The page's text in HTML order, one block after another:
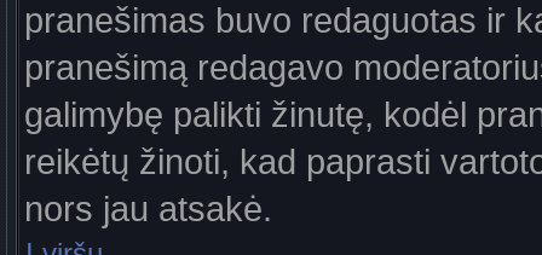
pranešimas buvo redaguotas ir
pranešimą redagavo
galimybę palikti žinutę, kodėl
reikėtų žinoti, kad paprasti
nors jau atsakė.